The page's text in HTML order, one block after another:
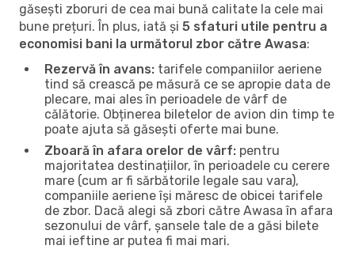
găsești zboruri de cea mai bună calitate la cele mai
bune prețuri. În plus, iată și 5 sfaturi utile pentru a
economisi bani la următorul zbor către Awasa:
Rezervă în avans: tarifele companiilor aeriene
tind să crească pe măsură ce se apropie data de
plecare, mai ales în perioadele de vârf de
călătorie. Obținerea biletelor de avion din timp te
poate ajuta să găsești oferte mai bune.
Zboară în afara orelor de vârf: pentru
majoritatea destinațiilor, în perioadele cu cerere
mare (cum ar fi sărbătorile legale sau vara),
companiile aeriene își măresc de obicei tarifele
de zbor. Dacă alegi să zbori către Awasa în afara
sezonului de vârf, șansele tale de a găsi bilete
mai ieftine ar putea fi mai mari.